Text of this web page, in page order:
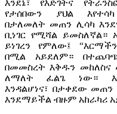
እንደኔ፣ የእድገትና
የታሰበውን ያህል እየተሳካ
በታለመለት መጠን ሊሳካ
ቢነገር የሚሻል ይመስለኛል።
ይነገረን የምለው፤
በሚል አይደለም።
በመመስረት እቅዱን መከለስና
ለማለት ፈልጌ ነው።
እንዳልሆነና፣ በታቀደው
እንደማይችል ብዙም አከራካሪ